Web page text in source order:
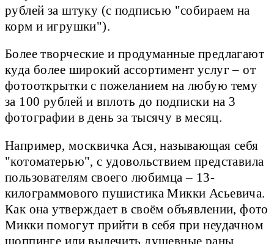
рублей за штуку (с подписью "собираем на
корм и игрушки").
Более творческие и продуманные предлагают
куда более широкий ассортимент услуг – от
фотооткрытки с пожеланием на любую тему
за 100 рублей и вплоть до подписки на 3
фотографии в день за тысячу в месяц.
Например, москвичка Ася, называющая себя
"котоматерью", с удовольствием представила
пользователям своего любимца – 13-
килограммового пушистика Микки Асьевича.
Как она утверждает в своём объявлении, фото
Микки помогут прийти в себя при неудачном
шоппинге или вылечить душевные раны